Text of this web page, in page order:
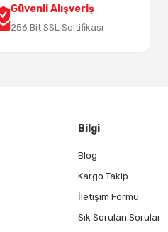
Güvenli Alışveriş
256 Bit SSL Seltifikası
Bilgi
Blog
Kargo Takip
İletişim Formu
Sık Sorulan Sorular